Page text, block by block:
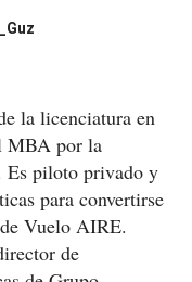
la licenciatura en
MBA por la
Es piloto privado y
para convertirse
Vuelo AIRE.
de